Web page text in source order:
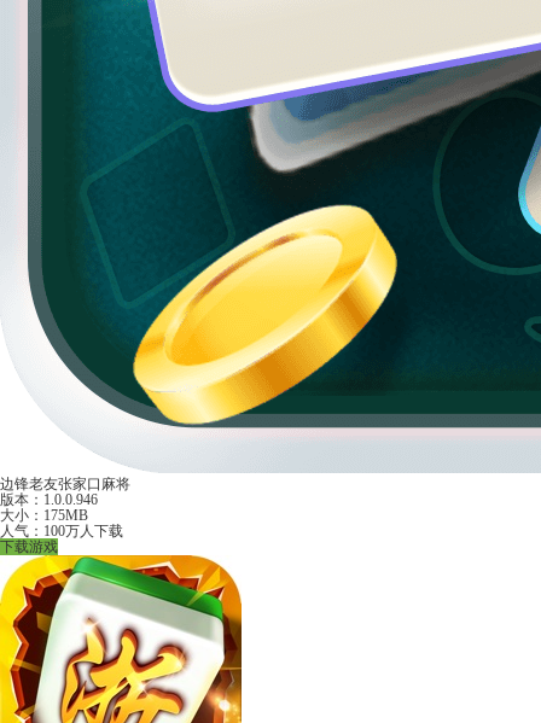
边锋老友张家口麻将
版本：1.0.0.946
大小：175MB
人气：100万人下载
下载游戏